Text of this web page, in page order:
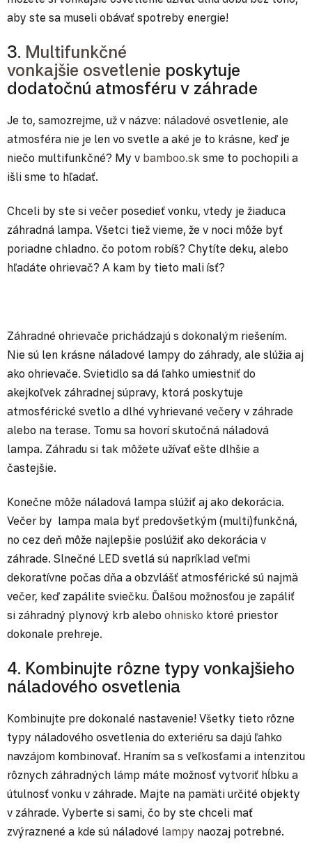
aby ste sa museli obávať spotreby energie!
3. Multifunkčné
vonkajšie osvetlenie poskytuje
dodatočnú atmosféru v záhrade
Je to, samozrejme, už v názve: náladové osvetlenie, ale
atmosféra nie je len vo svetle a aké je to krásne, keď je
niečo multifunkčné? My v bamboo.sk sme to pochopili a
išli sme to hľadať.
Chceli by ste si večer posedieť vonku, vtedy je žiaduca
záhradná lampa. Všetci tiež vieme, že v noci môže byť
poriadne chladno. čo potom robíš? Chytíte deku, alebo
hľadáte ohrievač? A kam by tieto mali ísť?
Záhradné ohrievače prichádzajú s dokonalým riešením.
Nie sú len krásne náladové lampy do záhrady, ale slúžia aj
ako ohrievače. Svietidlo sa dá ľahko umiestniť do
akejkoľvek záhradnej súpravy, ktorá poskytuje
atmosférické svetlo a dlhé vyhrievané večery v záhrade
alebo na terase. Tomu sa hovorí skutočná náladová
lampa. Záhradu si tak môžete užívať ešte dlhšie a
častejšie.
Konečne môže náladová lampa slúžiť aj ako dekorácia.
Večer by lampa mala byť predovšetkým (multi)funkčná,
no cez deň môže najlepšie poslúžiť ako dekorácia v
záhrade. Slnečné LED svetlá sú napríklad veľmi
dekoratívne počas dňa a obzvlášť atmosférické sú najmä
večer, keď zapálite sviečku. Ďalšou možnosťou je zapáliť
si záhradný plynový krb alebo ohnisko ktoré priestor
dokonale prehreje.
4. Kombinujte rôzne typy vonkajšieho
náladového osvetlenia
Kombinujte pre dokonalé nastavenie! Všetky tieto rôzne
typy náladového osvetlenia do exteriéru sa dajú ľahko
navzájom kombinovať. Hraním sa s veľkosťami a intenzitou
rôznych záhradných lámp máte možnosť vytvoriť hĺbku a
útulnosť vonku v záhrade. Majte na pamäti určité objekty
v záhrade. Vyberte si sami, čo by ste chceli mať
zvýraznené a kde sú náladové lampy naozaj potrebné.